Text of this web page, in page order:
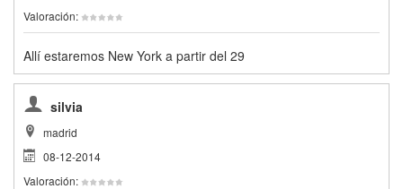
Valoración:
Allí estaremos New York a partir del 29
silvia
madrid
08-12-2014
Valoración: